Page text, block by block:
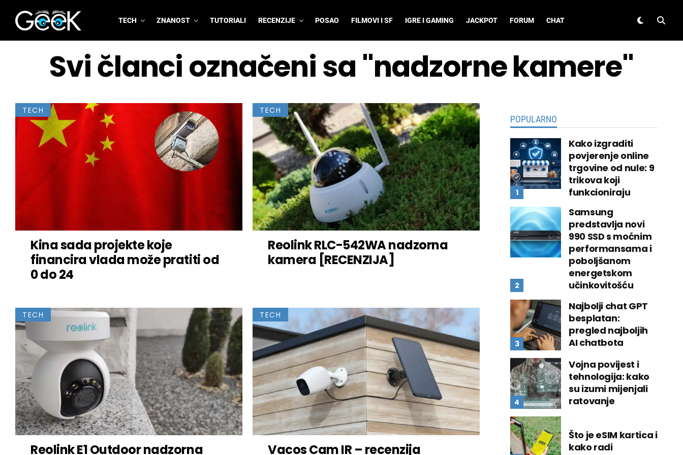
GeeK.hr
TECH ZNANOST TUTORIALI RECENZIJE POSAO FILMOVI I SF IGRE I GAMING JACKPOT FORUM CHAT
Svi članci označeni sa "nadzorne kamere"
TECH
Kina sada projekte koje
financira vlada može pratiti od
0 do 24
TECH
Reolink RLC-542WA nadzorna
kamera [RECENZIJA]
TECH
Reolink E1 Outdoor nadzorna
TECH
Vacos Cam IR – recenzija
POPULARNO
Kako izgraditi
povjerenje online
trgovine od nule: 9
trikova koji
funkcioniraju
Samsung
predstavlja novi
990 SSD s moćnim
performansama i
poboljšanom
energetskom
učinkovitošću
Najbolji chat GPT
besplatan:
pregled najboljih
AI chatbota
Vojna povijest i
tehnologija: kako
su izumi mijenjali
ratovanje
Što je eSIM kartica i
kako radi